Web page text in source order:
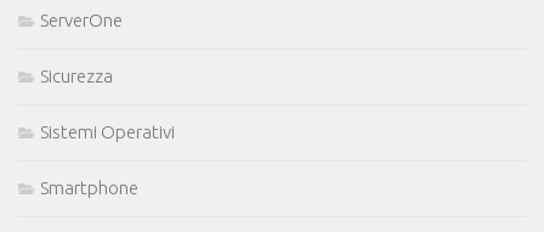
ServerOne
Sicurezza
Sistemi Operativi
Smartphone